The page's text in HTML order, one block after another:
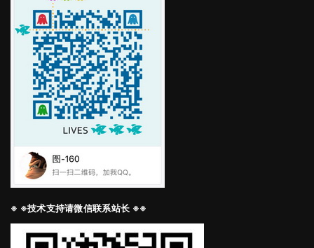
※ ※技术支持请微信联系站长 ※※